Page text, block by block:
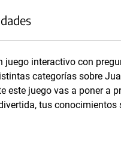
juego interactivo con
categorías sobre
este juego vas a poner a
tus conocimientos